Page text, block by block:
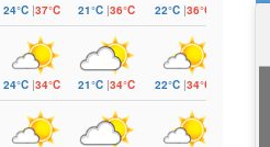
24°C |37°C 21°C |36°C 22°C |36°C
24°C |34°C 21°C |34°C 22°C |34°C